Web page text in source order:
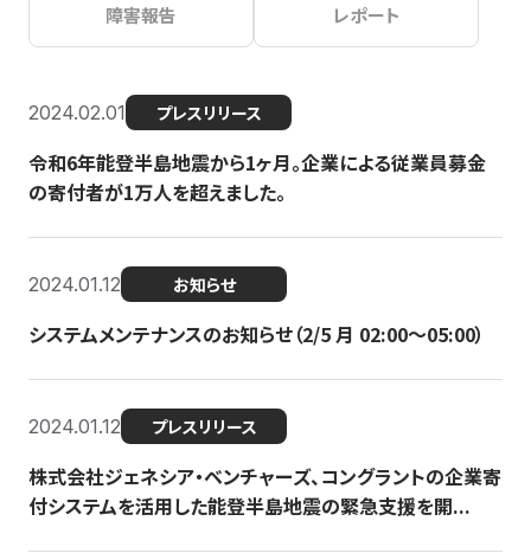
障害報告 レポート
2024.02.01 プレスリリース
令和6年能登半島地震から1ヶ月。企業による従業員募金
の寄付者が1万人を超えました。
2024.01.12 お知らせ
システムメンテナンスのお知らせ（2/5 月 02:00〜05:00）
2024.01.12 プレスリリース
株式会社ジェネシア・ベンチャーズ、コングラントの企業寄
付システムを活用した能登半島地震の緊急支援を開...